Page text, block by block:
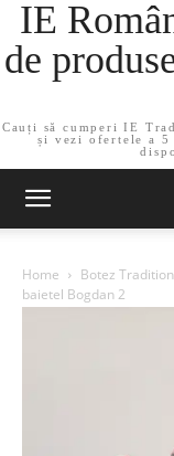
IE
de
Cauți să cumperi IE
și vezi ofertele a 5
Home Botez
baietel Bogdan 2